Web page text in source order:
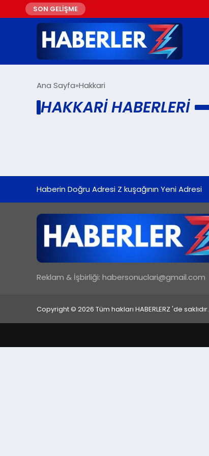
SON GELİŞME
Ana Sayfa Hakkari
HAKKARI HABERLERI
Haberin Doğru Adresi Z kuşağının Yeni Adresi
Reklam & İşbirliği: habersonuclari@gmail.com
Copyright © 2026 Tüm hakları HABERLERZ 'de saklıdır.